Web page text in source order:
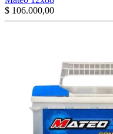
$ 106.000,00